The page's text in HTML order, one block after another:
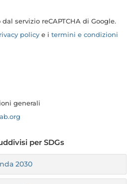
servizio reCAPTCHA di Google.
policy e i termini e condizioni
generali
per SDGs
2030